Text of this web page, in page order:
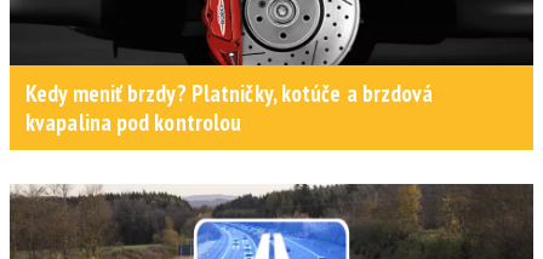
Kedy meniť brzdy? Platničky, kotúče a brzdová
kvapalina pod kontrolou